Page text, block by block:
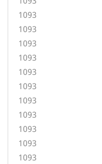
1093
1093
1093
1093
1093
1093
1093
1093
1093
1093
1093